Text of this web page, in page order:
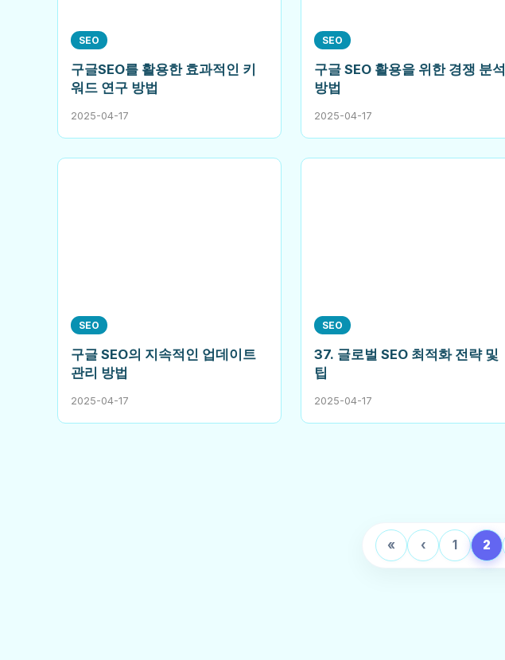
SEO
구글SEO를 활용한 효과적인 키
워드 연구 방법
2025-04-17
SEO
구글 SEO 활용을 위한 경쟁 분석
방법
2025-04-17
SEO
구글 SEO의 지속적인 업데이트
관리 방법
2025-04-17
SEO
37. 글로벌 SEO 최적화 전략 및
팁
2025-04-17
« ‹ 1 2